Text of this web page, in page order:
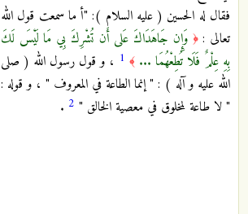
فقال له الحسين ( عليه السلام ): "أ ما سمعت قول الله
تعالى :﴿ وَإِن جَاهَدَاكَ عَلى أَن تُشْرِكَ بِي مَا لَيْسَ لَكَ
بِهِ عِلْمٌ فَلَا تُطِعْهُمَا ... ﴾ 1 ، و قول رسول الله ( صلى
الله عليه و آله ) : " إنما الطاعة في المعروف " ، و قوله :
" لا طاعة لمخلوق في معصية الخالق " 2
.